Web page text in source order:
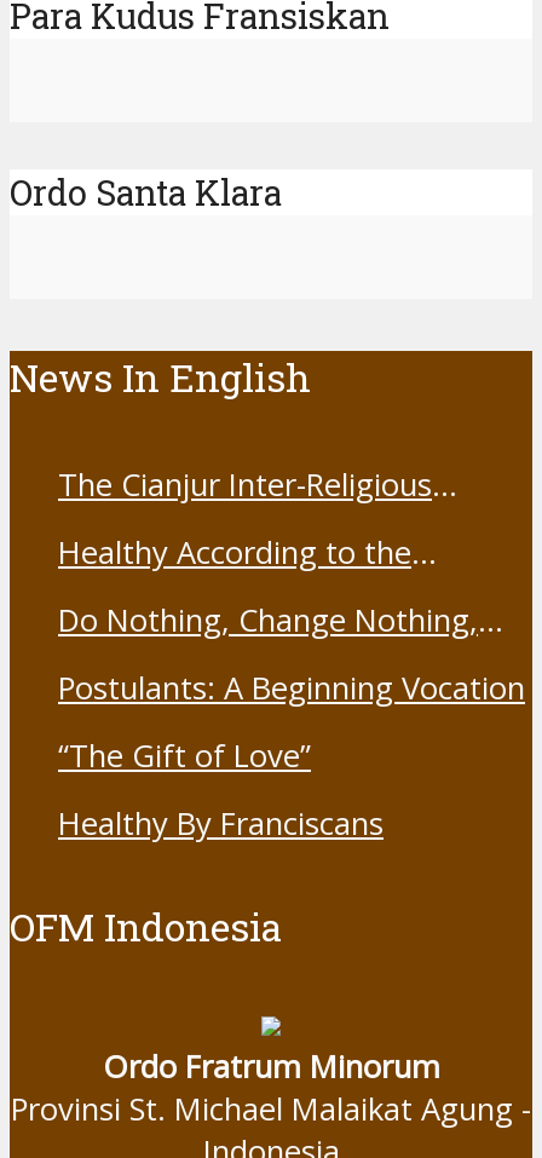
Para Kudus Fransiskan
Ordo Santa Klara
News In English
The Cianjur Inter-Religious
19 Vaccine
Healthy According to the
Do Nothing, Change Nothing,
Postulants: A Beginning Vocation
“The Gift of Love”
Healthy By Franciscans
OFM Indonesia
Ordo Fratrum Minorum
Provinsi St. Michael Malaikat Agung -